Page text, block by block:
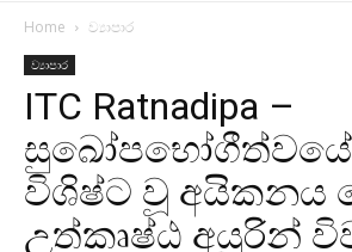
Home ව්‍යාපාර
ව්‍යාපාර
ITC Ratnadipa –
සුඛෝපභෝගීත්වයේ
විශිෂ්ට වූ අයිකනය
උත්කෘෂ්ඨ අයුරින්